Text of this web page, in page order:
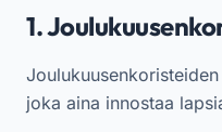
1.
joka aina innostaa